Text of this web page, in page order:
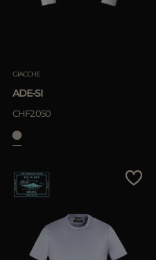
GIACCHE
ADE-SI
CHF2.050